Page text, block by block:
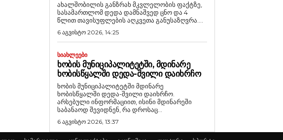
ახალშობილის განზრახ მკვლელობის ფაქტზე,
სასამართლომ დედა დამნაშვედ ცნო და 4
წლით თავისუფლების აღკვეთა განუსაზღვრა....
6 აგვისტო 2026, 14:25
ᲡᲘᲐᲮᲚᲔᲔᲑᲘ
ᲮᲝᲑᲘᲡ ᲛᲣᲜᲘᲪᲘᲞᲐᲚᲘᲢᲔᲢᲨᲘ, ᲛᲓᲘᲜᲐᲠᲔ
ᲮᲝᲑᲘᲡᲬᲧᲐᲚᲨᲘ ᲓᲔᲓᲐ-ᲨᲕᲘᲚᲘ ᲓᲐᲘᲮᲠᲩᲝ
ხობის მუნიციპალიტეტში მდინარე
ხობისწყალში დედა-შვილი დაიხრჩო.
არსებული ინფორმაციით, ისინი მდინარეში
საბანაოდ შევიდნენ, რა დროსაც...
6 აგვისტო 2026, 13:37